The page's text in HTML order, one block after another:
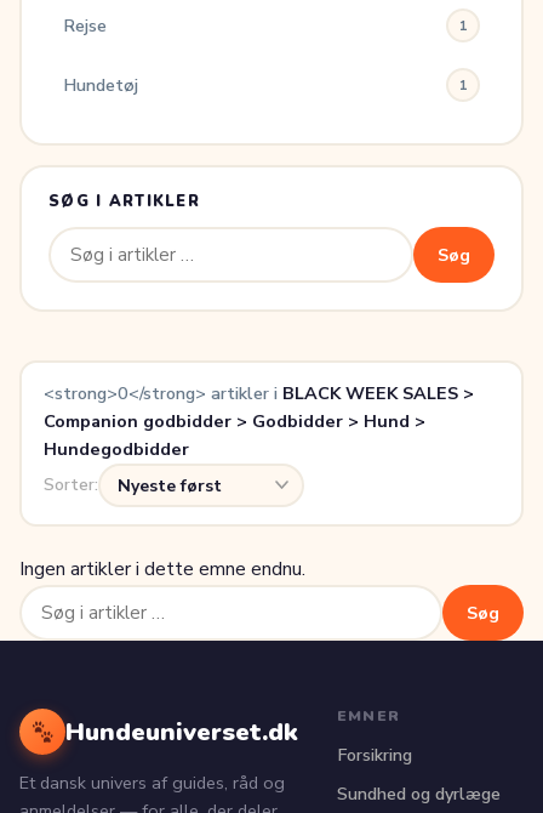
Rejse 1
Hundetøj 1
SØG I ARTIKLER
Søg
efter:
Søg
<strong>0</strong> artikler i BLACK WEEK SALES >
Companion godbidder > Godbidder > Hund >
Hundegodbidder
Sorter:
Ingen artikler i dette emne endnu.
Søg
efter:
Søg
Hundeuniverset.dk
Et dansk univers af guides, råd og
EMNER
Forsikring
Sundhed og dyrlæge